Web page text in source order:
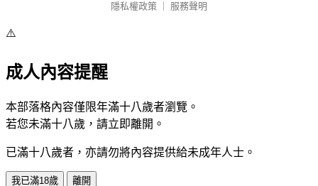
隱私權政策
服務聲明
⚠️
成人內容提醒
本部落格內容僅限年滿十八歲者瀏覽。
若您未滿十八歲，請立即離開。
已滿十八歲者，亦請勿將內容提供給未成年人士。
我已滿18歲 離開